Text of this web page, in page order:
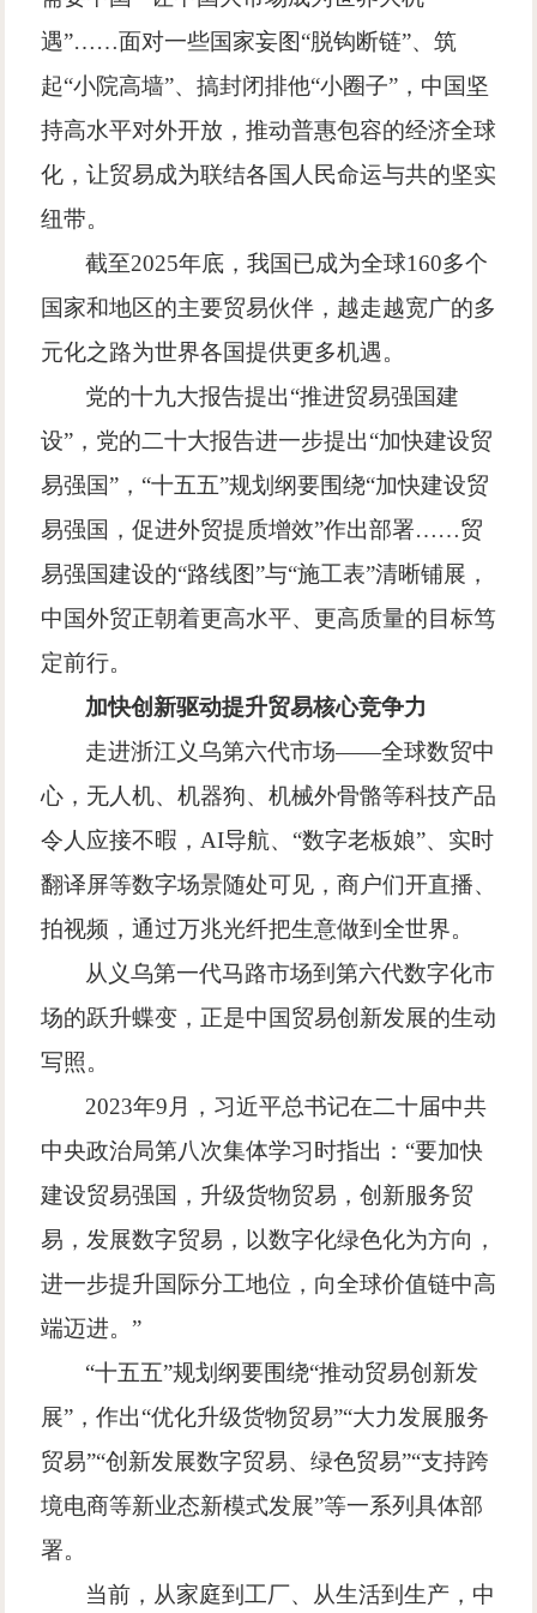
遇”……面对一些国家妄图“脱钩断链”、筑
起“小院高墙”、搞封闭排他“小圈子”，中国坚
持高水平对外开放，推动普惠包容的经济全球
化，让贸易成为联结各国人民命运与共的坚实
纽带。
截至2025年底，我国已成为全球160多个
国家和地区的主要贸易伙伴，越走越宽广的多
元化之路为世界各国提供更多机遇。
党的十九大报告提出“推进贸易强国建
设”，党的二十大报告进一步提出“加快建设贸
易强国”， “十五五”规划纲要围绕“加快建设贸
易强国，促进外贸提质增效”作出部署……贸
易强国建设的“路线图”与“施工表”清晰铺展，
中国外贸正朝着更高水平、更高质量的目标笃
定前行。
加快创新驱动提升贸易核心竞争力
走进浙江义乌第六代市场——全球数贸中
心，无人机、机器狗、机械外骨骼等科技产品
令人应接不暇， AI导航、 “数字老板娘”、实时
翻译屏等数字场景随处可见，商户们开直播、
拍视频，通过万兆光纤把生意做到全世界。
从义乌第一代马路市场到第六代数字化市
场的跃升蝶变，正是中国贸易创新发展的生动
写照。
2023年9 月，习近平总书记在二十届中共
中央政治局第八次集体学习时指出： “要加快
建设贸易强国，升级货物贸易，创新服务贸
易，发展数字贸易，以数字化绿色化为方向，
进一步提升国际分工地位，向全球价值链中高
端迈进。 ”
“十五五”规划纲要围绕“推动贸易创新发
展”，作出“优化升级货物贸易”“大力发展服务
贸易”“创新发展数字贸易、绿色贸易”“支持跨
境电商等新业态新模式发展”等一系列具体部
署。
当前，从家庭到工厂、从生活到生产，中